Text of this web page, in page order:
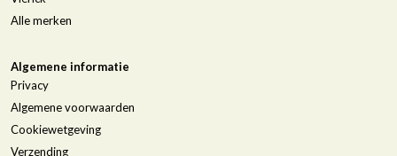
Alle merken
Algemene informatie
Privacy
Algemene voorwaarden
Cookiewetgeving
Verzending